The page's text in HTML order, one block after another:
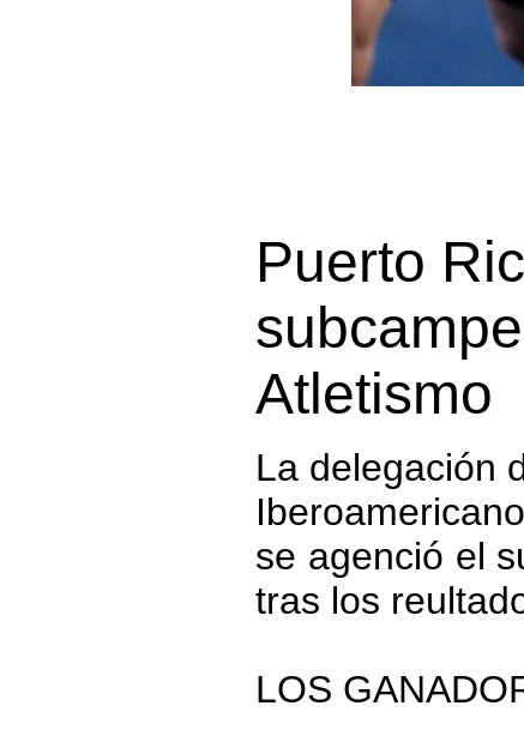
Puerto
Atletismo
La delegación
se agenció el
tras los
LOS